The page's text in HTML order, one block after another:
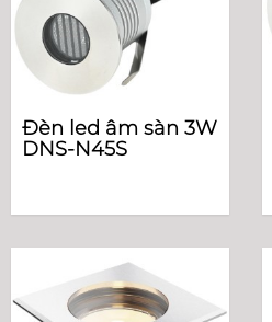
Đèn led âm sàn 3W
DNS-N45S